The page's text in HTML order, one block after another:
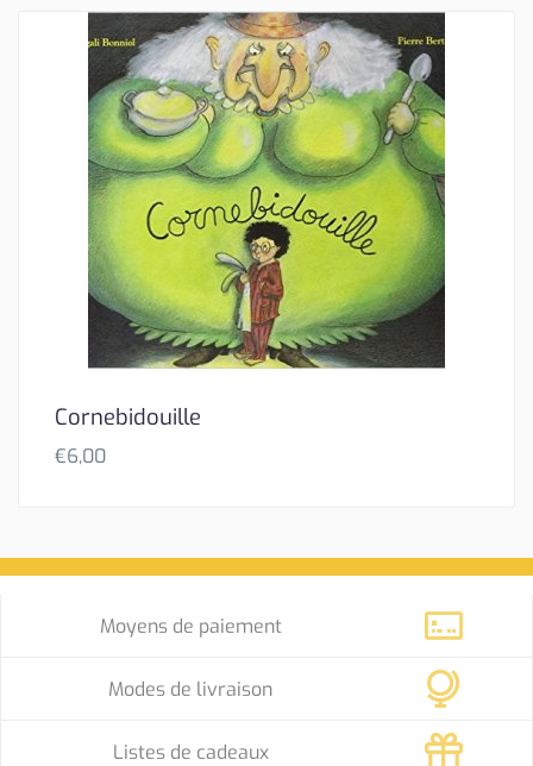
Cornebidouille
€6,00
Moyens de paiement
Modes de livraison
Listes de cadeaux